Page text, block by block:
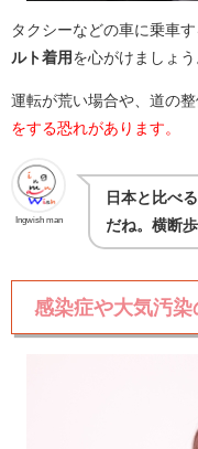
タクシーなどの車に乗車
ルト着用 を心がけましょう
運転が荒い場合や、道の
をする恐れがあります。
Ingwish man
日本と比べ
だね。横断
感染症や大気汚染